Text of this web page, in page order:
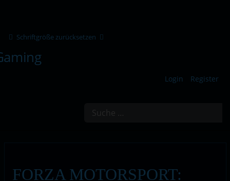
Schriftgröße zurücksetzen
Login Register
FORZA MOTORSPORT: